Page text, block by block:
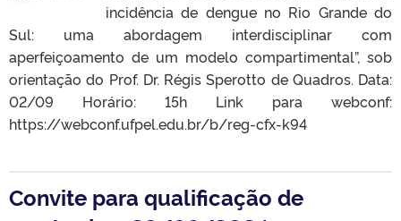
incidência de dengue no Rio Grande do
Sul: uma abordagem interdisciplinar com
aperfeiçoamento de um modelo compartimental”, sob
orientação do Prof. Dr. Régis Sperotto de Quadros. Data:
02/09 Horário: 15h Link para webconf:
https://webconf.ufpel.edu.br/b/reg-cfx-k94
Convite para qualificação de